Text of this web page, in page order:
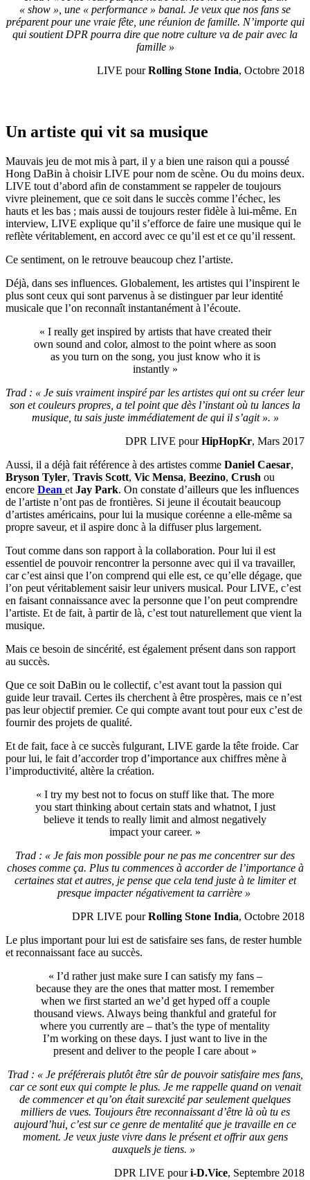
« show », une « performance » banal. Je veux que nos fans se
préparent pour une vraie fête, une réunion de famille. N’importe qui
qui soutient DPR pourra dire que notre culture va de pair avec la
famille »
LIVE pourRolling Stone India, Octobre 2018
Un artiste qui vit sa musique
Mauvais jeu de mot mis à part, il y a bien une raison qui a poussé
Hong DaBin à choisir LIVE pour nom de scène. Ou du moins deux.
LIVE tout d’abord afin de constamment se rappeler de toujours
vivre pleinement, que ce soit dans le succès comme l’échec, les
hauts et les bas ; mais aussi de toujours rester fidèle à lui-même. En
interview, LIVE explique qu’il s’efforce de faire une musique qui le
reflète véritablement, en accord avec ce qu’il est et ce qu’il ressent.
Ce sentiment, on le retrouve beaucoup chez l’artiste.
Déjà, dans ses influences. Globalement, les artistes qui l’inspirent le
plus sont ceux qui sont parvenus à se distinguer par leur identité
musicale que l’on reconnaît instantanément à l’écoute.
« I really get inspired by artists that have created their
own sound and color, almost to the point where as soon
as you turn on the song, you just know who it is
instantly »
Trad : « Je suis vraiment inspiré par les artistes qui ont su créer leur
son et couleurs propres, a tel point que dès l’instant où tu lances la
musique, tu sais juste immédiatement de qui il s’agit ». »
DPR LIVE pourHipHopKr, Mars 2017
Aussi, il a déjà fait référence à des artistes comme Daniel Caesar,
Bryson Tyler, Travis Scott, Vic Mensa, Beezino, Crush ou
encore Dean et Jay Park. On constate d’ailleurs que les influences
de l’artiste n’ont pas de frontières. Si jeune il écoutait beaucoup
d’artistes américains, pour lui la musique coréenne a elle-même sa
propre saveur, et il aspire donc à la diffuser plus largement.
Tout comme dans son rapport à la collaboration. Pour lui il est
essentiel de pouvoir rencontrer la personne avec qui il va travailler,
car c’est ainsi que l’on comprend qui elle est, ce qu’elle dégage, que
l’on peut véritablement saisir leur univers musical. Pour LIVE, c’est
en faisant connaissance avec la personne que l’on peut comprendre
l’artiste. Et de fait, à partir de là, c’est tout naturellement que vient la
musique.
Mais ce besoin de sincérité, est également présent dans son rapport
au succès.
Que ce soit DaBin ou le collectif, c’est avant tout la passion qui
guide leur travail. Certes ils cherchent à être prospères, mais ce n’est
pas leur objectif premier. Ce qui compte avant tout pour eux c’est de
fournir des projets de qualité.
Et de fait, face à ce succès fulgurant, LIVE garde la tête froide. Car
pour lui, le fait d’accorder trop d’importance aux chiffres mène à
l’improductivité, altère la création.
« I try my best not to focus on stuff like that. The more
you start thinking about certain stats and whatnot, I just
believe it tends to really limit and almost negatively
impact your career. »
Trad : « Je fais mon possible pour ne pas me concentrer sur des
choses comme ça. Plus tu commences à accorder de l’importance à
certaines stat et autres, je pense que cela tend juste à te limiter et
presque impacter négativement ta carrière »
DPR LIVE pourRolling Stone India, Octobre 2018
Le plus important pour lui est de satisfaire ses fans, de rester humble
et reconnaissant face au succès.
« I’d rather just make sure I can satisfy my fans –
because they are the ones that matter most. I remember
when we first started an we’d get hyped off a couple
thousand views. Always being thankful and grateful for
where you currently are – that’s the type of mentality
I’m working on these days. I just want to live in the
present and deliver to the people I care about »
Trad : « Je préférerais plutôt être sûr de pouvoir satisfaire mes fans,
car ce sont eux qui compte le plus. Je me rappelle quand on venait
de commencer et qu’on était surexcité par seulement quelques
milliers de vues. Toujours être reconnaissant d’être là où tu es
aujourd’hui, c’est sur ce genre de mentalité que je travaille en ce
moment. Je veux juste vivre dans le présent et offrir aux gens
auxquels je tiens. »
DPR LIVE pouri-D.Vice, Septembre 2018